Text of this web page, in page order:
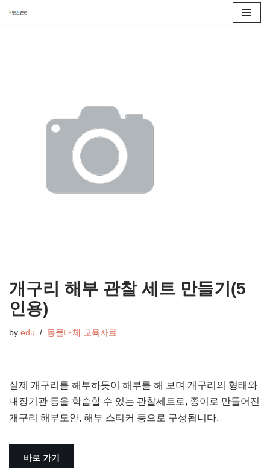
개구리 해부 관찰 세트 만들기(5
인용)
by edu 동물대체 교육자료
실제 개구리를 해부하듯이 해부를 해 보며 개구리의 형태와
내장기관 등을 학습할 수 있는 관찰세트로, 종이로 만들어진
개구리 해부도안, 해부 스티커 등으로 구성됩니다.
바로 가기